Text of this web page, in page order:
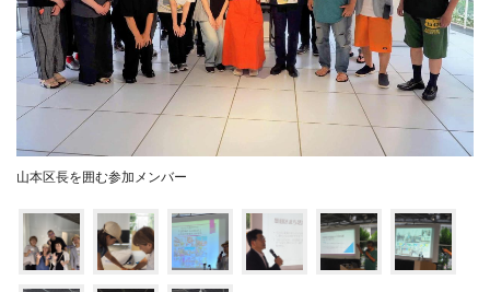
山本区長を囲む参加メンバー